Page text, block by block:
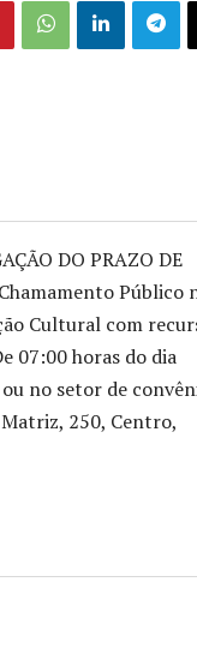
DO PRAZO DE
Público
Cultural com
07:00 horas do dia
ou no setor de
250, Centro,